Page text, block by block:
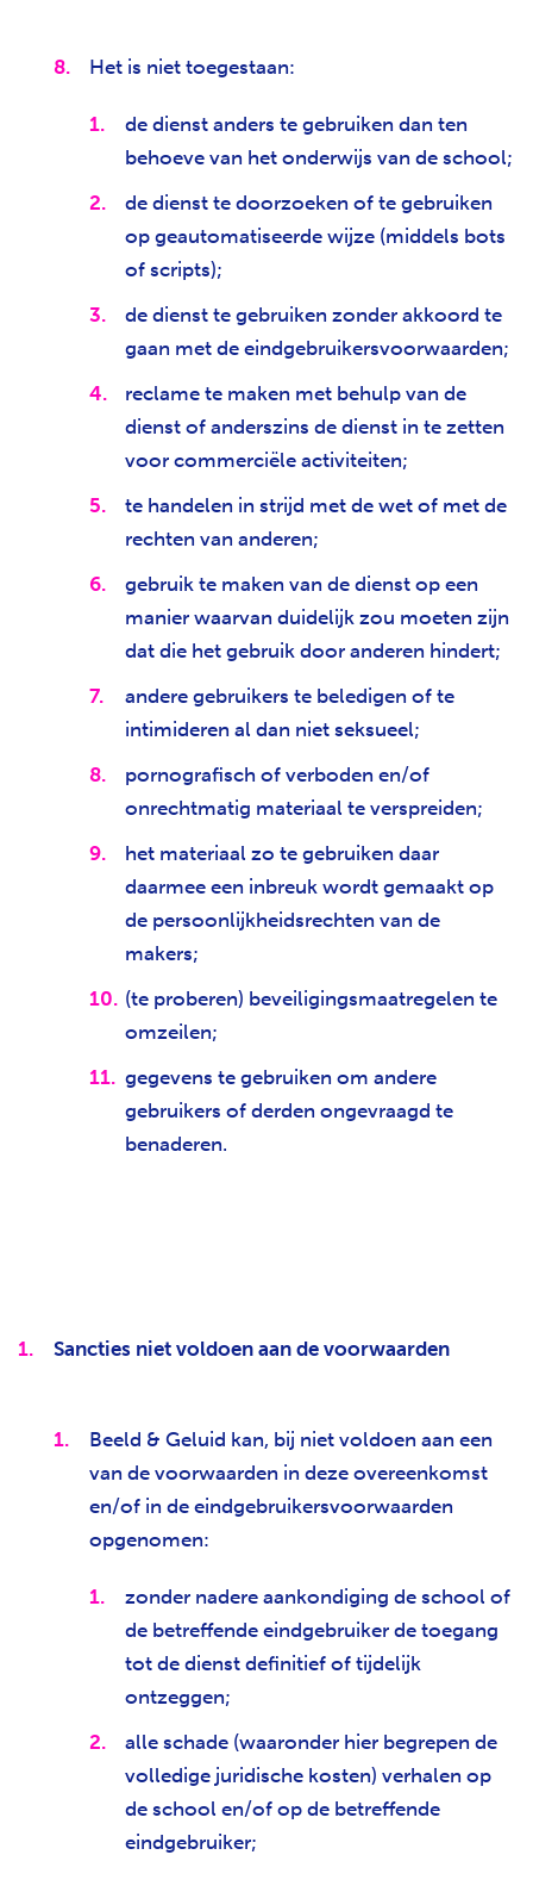
Het is niet toegestaan:
de dienst anders te gebruiken dan ten
behoeve van het onderwijs van de school;
de dienst te doorzoeken of te gebruiken
op geautomatiseerde wijze (middels bots
of scripts);
de dienst te gebruiken zonder akkoord te
gaan met de eindgebruikersvoorwaarden;
reclame te maken met behulp van de
dienst of anderszins de dienst in te zetten
voor commerciële activiteiten;
te handelen in strijd met de wet of met de
rechten van anderen;
gebruik te maken van de dienst op een
manier waarvan duidelijk zou moeten zijn
dat die het gebruik door anderen hindert;
andere gebruikers te beledigen of te
intimideren al dan niet seksueel;
pornografisch of verboden en/of
onrechtmatig materiaal te verspreiden;
het materiaal zo te gebruiken daar
daarmee een inbreuk wordt gemaakt op
de persoonlijkheidsrechten van de
makers;
(te proberen) beveiligingsmaatregelen te
omzeilen;
gegevens te gebruiken om andere
gebruikers of derden ongevraagd te
benaderen.
Sancties niet voldoen aan de voorwaarden
Beeld & Geluid kan, bij niet voldoen aan een
van de voorwaarden in deze overeenkomst
en/of in de eindgebruikersvoorwaarden
opgenomen:
zonder nadere aankondiging de school of
de betreffende eindgebruiker de toegang
tot de dienst definitief of tijdelijk
ontzeggen;
alle schade (waaronder hier begrepen de
volledige juridische kosten) verhalen op
de school en/of op de betreffende
eindgebruiker;